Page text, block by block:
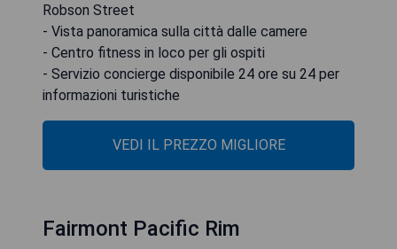
Robson Street
- Vista panoramica sulla città dalle camere
- Centro fitness in loco per gli ospiti
- Servizio concierge disponibile 24 ore su 24 per
informazioni turistiche
VEDI IL PREZZO MIGLIORE
Fairmont Pacific Rim